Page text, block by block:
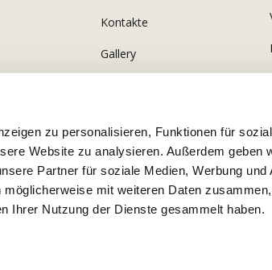
zu personalisieren, Funktionen für
Website zu analysieren. Außerdem geben
Partner für soziale Medien, Werbung und
mit weiteren Daten
Ihrer Nutzung der Dienste gesammelt haben.
Kontakte
Gallery
Copyright © 2026 Alle Rechte vorbehalten Polsinelli Enologia Srl -